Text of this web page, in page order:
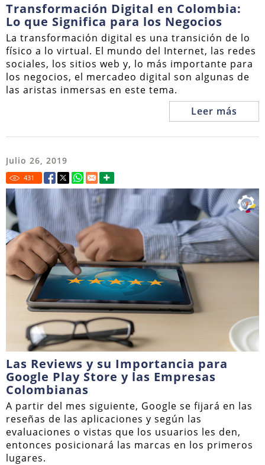
Transformación Digital en Colombia:
Lo que Significa para los Negocios
La transformación digital es una transición de lo
físico a lo virtual. El mundo del Internet, las redes
sociales, los sitios web y, lo más importante para
los negocios, el mercadeo digital son algunas de
las aristas inmersas en este tema.
Leer más
Julio 26, 2019
431
Las Reviews y su Importancia para
Google Play Store y las Empresas
Colombianas
A partir del mes siguiente, Google se fijará en las
reseñas de las aplicaciones y según las
evaluaciones o vistas que los usuarios les den,
entonces posicionará las marcas en los primeros
lugares.